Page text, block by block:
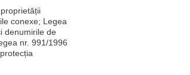
conexe; Legea
denumirile de
nr. 991/1996